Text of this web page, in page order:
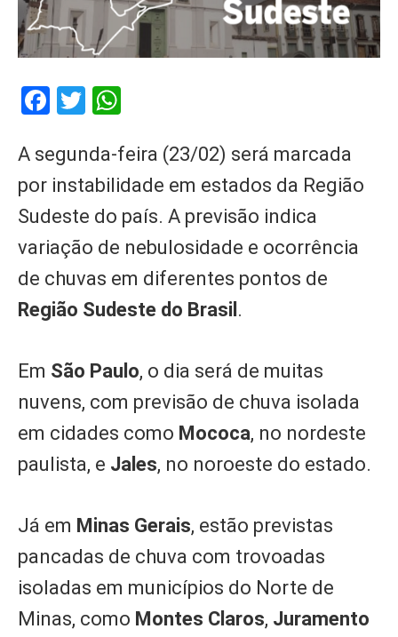
Facebook
Twitter
A segunda-feira (23/02) será marcada
por instabilidade em estados da Região
Sudeste do país. A previsão indica
variação de nebulosidade e ocorrência
de chuvas em diferentes pontos de
Região Sudeste do Brasil .
Em São Paulo, o dia será de muitas
nuvens, com previsão de chuva isolada
em cidades como Mococa, no nordeste
paulista, e Jales, no noroeste do estado.
Já em Minas Gerais, estão previstas
pancadas de chuva com trovoadas
isoladas em municípios do Norte de
Minas, como Montes Claros, Juramento